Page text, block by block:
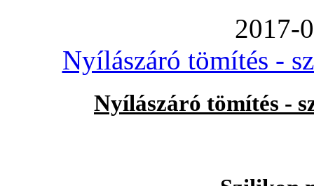
2017-
Nyílászáró tömítés -
Nyílászáró tömítés -